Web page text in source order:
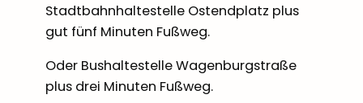
Stadtbahnhaltestelle Ostendplatz plus
gut fünf Minuten Fußweg.
Oder Bushaltestelle Wagenburgstraße
plus drei Minuten Fußweg.